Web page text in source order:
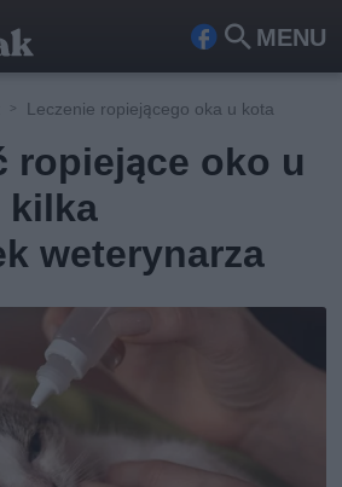
MENU
Fa
ook
Szu
kaj
Leczenie ropiejącego oka u kota
ropiejące oko u
kilka
weterynarza